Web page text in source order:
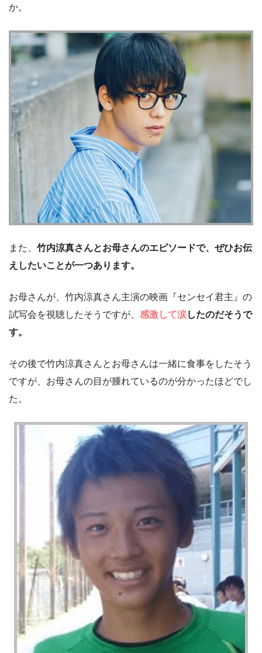
か。
また、 竹内涼真さんとお母さんのエピソードで、ぜひお伝
えしたいことが一つあります。
お母さんが、竹内涼真さん主演の映画『センセイ君主』の
試写会を視聴したそうですが、 感激して涙したのだそうで
す。
その後で竹内涼真さんとお母さんは一緒に食事をしたそう
ですが、お母さんの目が腫れているのが分かったほどでし
た。